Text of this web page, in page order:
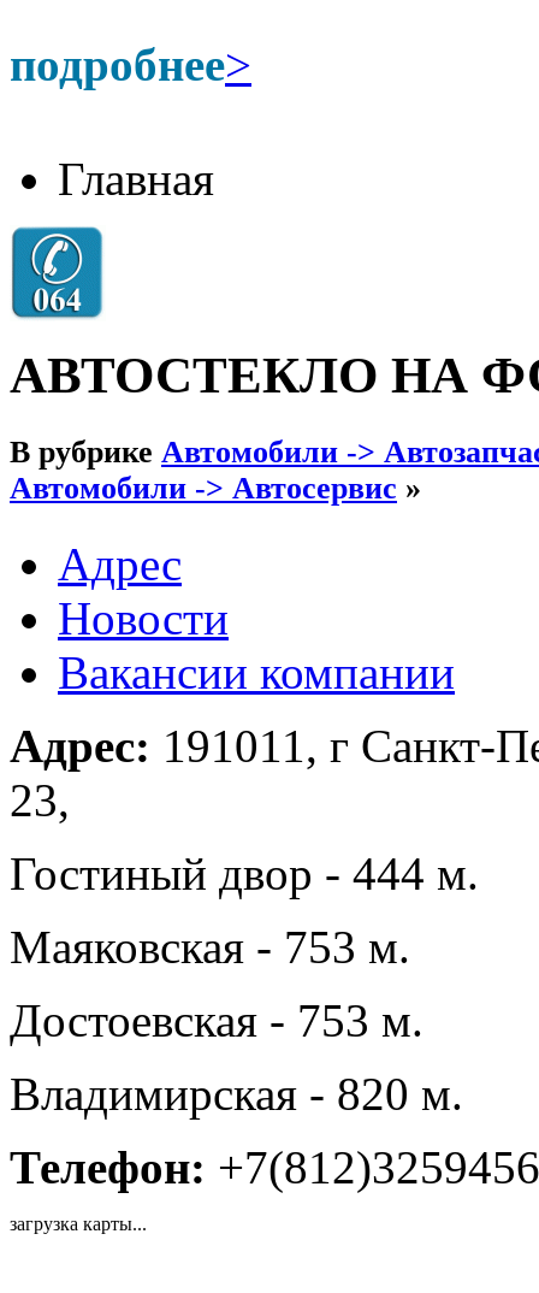
подробнее>
Главная
АВТОСТЕКЛО НА
В рубрике Автомобили ->
Автомобили -> Автосервис »
Адрес
Новости
Вакансии компании
Адрес: 191011, г Санкт-
23,
Гостиный двор - 444 м.
Маяковская - 753 м.
Достоевская - 753 м.
Владимирская - 820 м.
Телефон: +7(812)3259456
загрузка карты...